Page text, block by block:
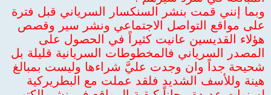
وبما إنني قمت بنشر السنكسار السرياني قبل فترة
على مواقع التواصل الاجتماعي ونشر سير وقصص
هؤلاء القديسين عانيت كثيراً في الحصول على
المصدر السرياني فالمخطوطات السريانية قليلة بل
شحيحة جداً وان وجدت عليَّ شراءها وليست بمبالغ
هينة وللأسف الشديد فلقد عملت مع البطريركية